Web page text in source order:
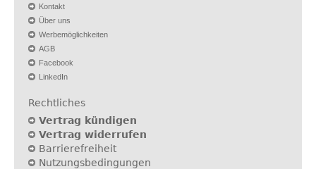
Kontakt
Über uns
Werbemöglichkeiten
AGB
Facebook
LinkedIn
Rechtliches
Vertrag kündigen
Vertrag widerrufen
Barrierefreiheit
Nutzungsbedingungen